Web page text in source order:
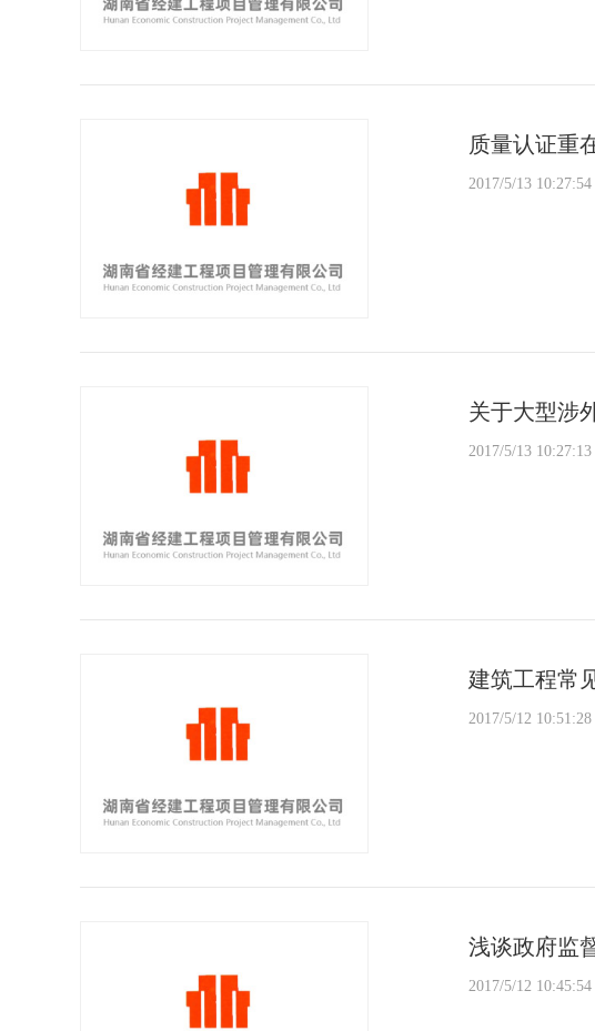
质量认证重
2017/5/13 10:27:54
关于大型涉
2017/5/13 10:27:13
建筑工程常
2017/5/12 10:51:28
浅谈政府监
2017/5/12 10:45:54